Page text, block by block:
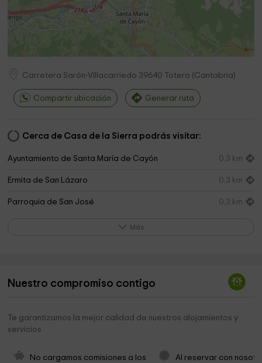
Carretera Sarón-Villacarriedo 39640 Totero (Cantabria)
Compartir ubicación Generar ruta
Cerca de Casa de la Sierra podrás visitar:
Ayuntamiento de Santa María de Cayón 0,3 km
Ermita de San Lázaro 0,3 km
Parroquia de San José 0,3 km
Ayto Cayon 1,6 km
Santa María Magdalena
Iglesia Del Santísimo Cristo
Más
Nuestro compromiso contigo
Te garantizamos la mejor calidad de nuestros alojamientos y
servicios
No cargamos comisiones a los
Al reservar con